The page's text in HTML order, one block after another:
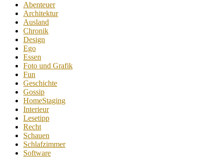
Abenteuer
Architektur
Ausland
Chronik
Design
Ego
Essen
Foto und Grafik
Fun
Geschichte
Gossip
HomeStaging
Interieur
Lesetipp
Recht
Schauen
Schlafzimmer
Software